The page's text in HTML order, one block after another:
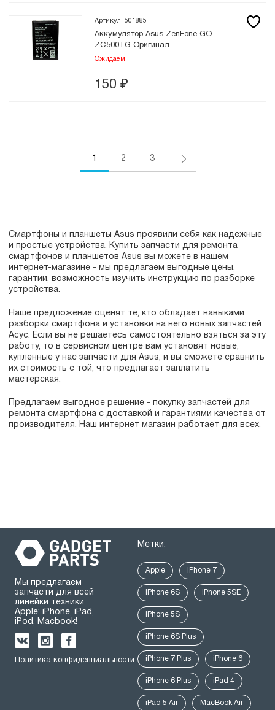
Артикул: 501885
Аккумулятор Asus ZenFone GO
ZC500TG Оригинал
Ожидаем
150 ₽
1 2 3
Смартфоны и планшеты Asus проявили себя как надежные
и простые устройства. Купить запчасти для ремонта
смартфонов и планшетов Asus вы можете в нашем
интернет-магазине - мы предлагаем выгодные цены,
гарантии, возможность изучить инструкцию по разборке
устройства.
Наше предложение оценят те, кто обладает навыками
разборки смартфона и установки на него новых запчастей
Асус. Если вы не решаетесь самостоятельно взяться за эту
работу, то в сервисном центре вам установят новые,
купленные у нас запчасти для Asus, и вы сможете сравнить
их стоимость с той, что предлагает заплатить
мастерская.
Предлагаем выгодное решение - покупку запчастей для
ремонта смартфона с доставкой и гарантиями качества от
производителя. Наш интернет магазин работает для всех.
Мы предлагаем
запчасти для всей
линейки техники
Apple: iPhone, iPad,
iPod, Macbook!
Политика конфиденциальности
Метки:
Apple iPhone 7
iPhone 6S iPhone 5SE
iPhone 5S
iPhone 6S Plus
iPhone 7 Plus iPhone 6
iPhone 6 Plus iPad 4
iPad 5 Air MacBook Air